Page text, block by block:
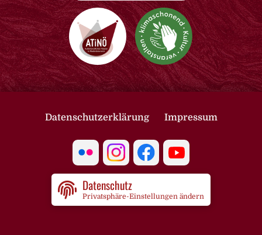
Datenschutzerklärung Impressum
Datenschutz
Privatsphäre-Einstellungen ändern